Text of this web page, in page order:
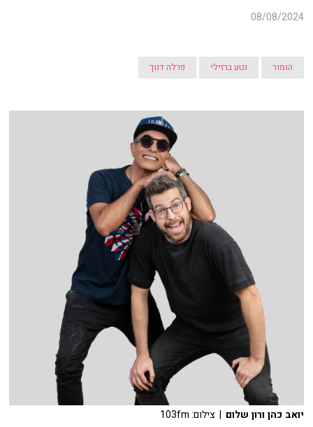
08/08/2024
הומור נטע ברזילי פרלה דנוך
יואב כהן ורון שלום | צילום: 103fm